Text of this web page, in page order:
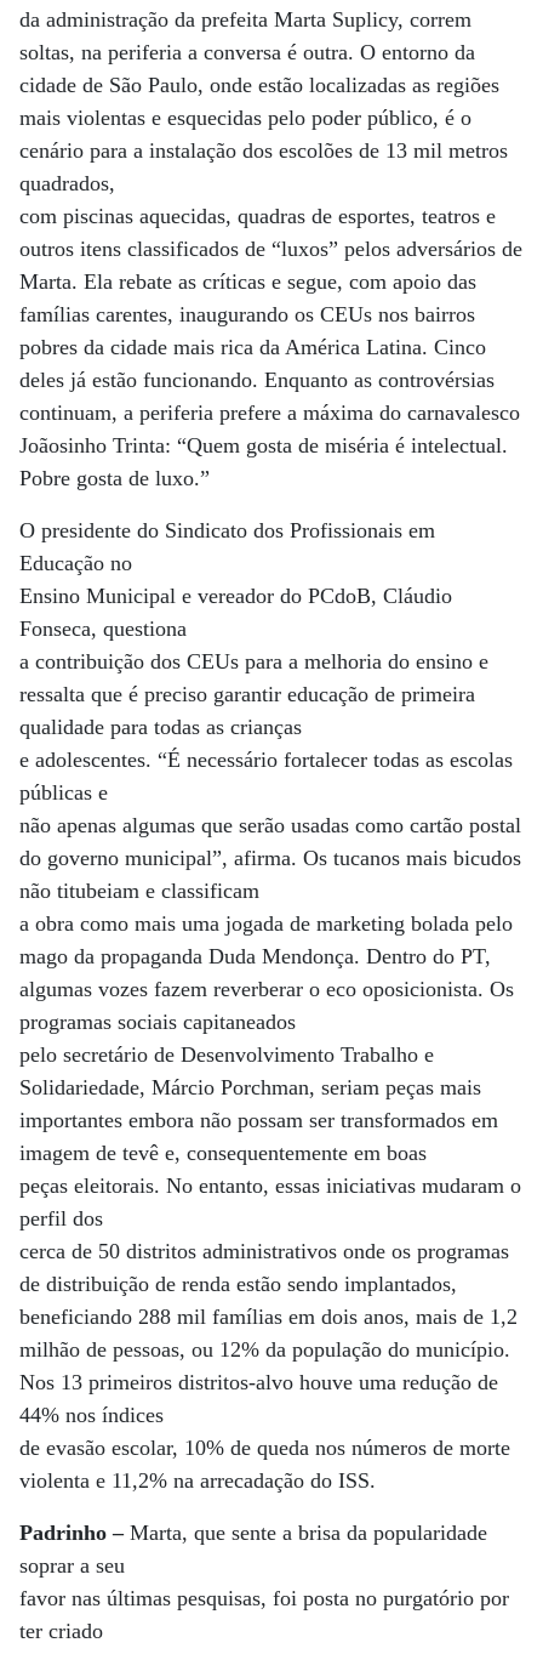
da administração da prefeita Marta Suplicy, correm
soltas, na periferia a conversa é outra. O entorno da
cidade de São Paulo, onde estão localizadas as regiões
mais violentas e esquecidas pelo poder público, é o
cenário para a instalação dos escolões de 13 mil metros
quadrados,
com piscinas aquecidas, quadras de esportes, teatros e
outros itens classificados de “luxos” pelos adversários de
Marta. Ela rebate as críticas e segue, com apoio das
famílias carentes, inaugurando os CEUs nos bairros
pobres da cidade mais rica da América Latina. Cinco
deles já estão funcionando. Enquanto as controvérsias
continuam, a periferia prefere a máxima do carnavalesco
Joãosinho Trinta: “Quem gosta de miséria é intelectual.
Pobre gosta de luxo.”
O presidente do Sindicato dos Profissionais em
Educação no
Ensino Municipal e vereador do PCdoB, Cláudio
Fonseca, questiona
a contribuição dos CEUs para a melhoria do ensino e
ressalta que é preciso garantir educação de primeira
qualidade para todas as crianças
e adolescentes. “É necessário fortalecer todas as escolas
públicas e
não apenas algumas que serão usadas como cartão postal
do governo municipal”, afirma. Os tucanos mais bicudos
não titubeiam e classificam
a obra como mais uma jogada de marketing bolada pelo
mago da propaganda Duda Mendonça. Dentro do PT,
algumas vozes fazem reverberar o eco oposicionista. Os
programas sociais capitaneados
pelo secretário de Desenvolvimento Trabalho e
Solidariedade, Márcio Porchman, seriam peças mais
importantes embora não possam ser transformados em
imagem de tevê e, consequentemente em boas
peças eleitorais. No entanto, essas iniciativas mudaram o
perfil dos
cerca de 50 distritos administrativos onde os programas
de distribuição de renda estão sendo implantados,
beneficiando 288 mil famílias em dois anos, mais de 1,2
milhão de pessoas, ou 12% da população do município.
Nos 13 primeiros distritos-alvo houve uma redução de
44% nos índices
de evasão escolar, 10% de queda nos números de morte
violenta e 11,2% na arrecadação do ISS.
Padrinho – Marta, que sente a brisa da popularidade
soprar a seu
favor nas últimas pesquisas, foi posta no purgatório por
ter criado